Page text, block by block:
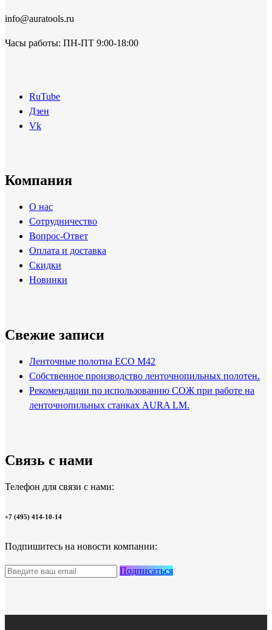
info@auratools.ru
Часы работы: ПН-ПТ 9:00-18:00
RuTube
Дзен
Vk
Компания
О нас
Сотрудничество
Вопрос-Ответ
Оплата и доставка
Скидки
Новинки
Свежие записи
Ленточные полотна ECO M42
Собственное производство ленточнопильных полотен.
Рекомендации по использованию СОЖ при работе на
ленточнопильных станках AURA LM.
Связь с нами
Телефон для связи с нами:
+7 (495) 414-10-14
Подпишитесь на новости компании:
Подписаться